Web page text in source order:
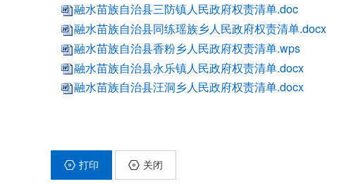
融水苗族自治县三防镇人民政府权责清单.doc
融水苗族自治县同练瑶族乡人民政府权责清单.docx
融水苗族自治县香粉乡人民政府权责清单.wps
融水苗族自治县永乐镇人民政府权责清单.docx
融水苗族自治县汪洞乡人民政府权责清单.docx
打印 关闭